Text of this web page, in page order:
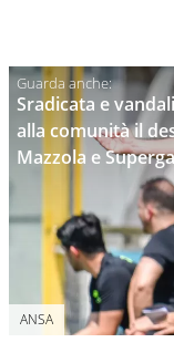
Sradicata e
alla comunità il
Mazzola e Superga
ANSA